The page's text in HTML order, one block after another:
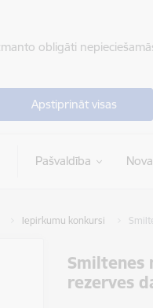
obligāti
Apstiprināt visas
Pašvaldība
Iepirkumu konkursi
Smiltenes
rezerves